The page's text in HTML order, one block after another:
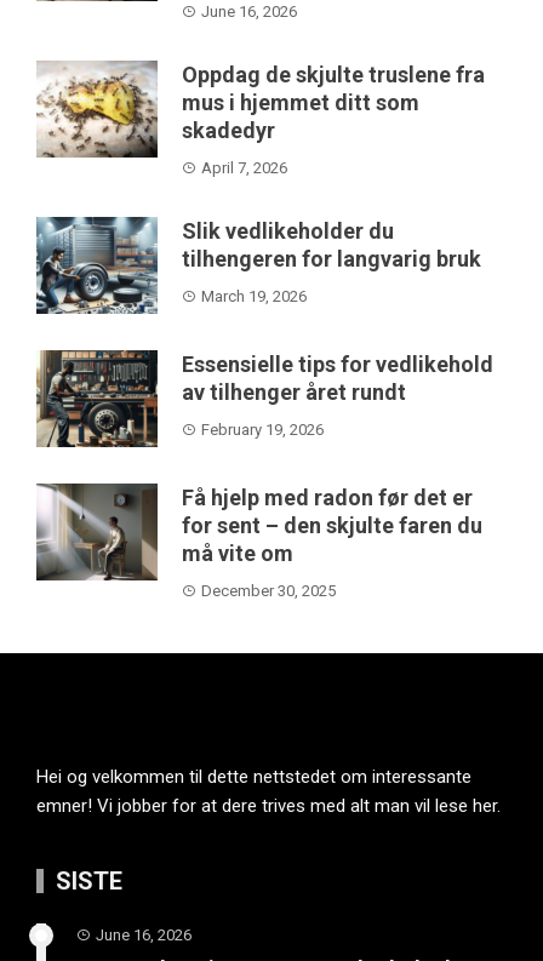
June 16, 2026
Oppdag de skjulte truslene fra
mus i hjemmet ditt som
skadedyr
April 7, 2026
Slik vedlikeholder du
tilhengeren for langvarig bruk
March 19, 2026
Essensielle tips for vedlikehold
av tilhenger året rundt
February 19, 2026
Få hjelp med radon før det er
for sent – den skjulte faren du
må vite om
December 30, 2025
Hei og velkommen til dette nettstedet om interessante
emner! Vi jobber for at dere trives med alt man vil lese her.
SISTE
June 16, 2026